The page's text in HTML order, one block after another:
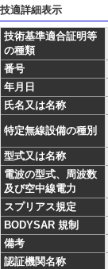
技適詳細表示
技術基準適合証明等
の種類
番号
年月日
氏名又は名称
特定無線設備の種別
型式又は名称
電波の型式、周波数
及び空中線電力
スプリアス規定
BODYSAR 規制
備考
認証機関名称